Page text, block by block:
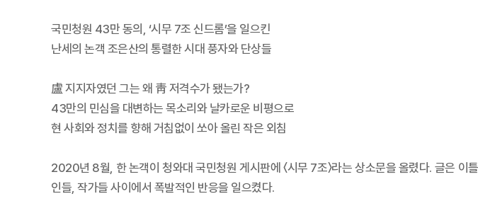
국민청원 43만 동의, ‘시무 7조 신드롬’을 일으킨
난세의 논객 조은산의 통렬한 시대 풍자와 단상들
盧 지지자였던 그는 왜 靑 저격수가 됐는가?
43만의 민심을 대변하는 목소리와 날카로운 비평으로
현 사회와 정치를 향해 거침없이 쏘아 올린 작은 외침
2020년 8월, 한 논객이 청와대 국민청원 게시판에 〈시무 7조〉라는 상소문을 올렸다. 글은
인들, 작가들 사이에서 폭발적인 반응을 일으켰다.